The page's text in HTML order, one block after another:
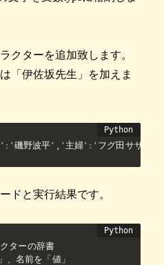
クターを追加致します。
「伊佐坂先生」を加えま
':'磯野波平','主婦':'フグ田サザ
ドと実行結果です。
ターの辞書
、名前を「値」